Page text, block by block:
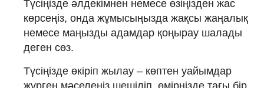
Түсіңізде әлдекімнен немесе өзіңізден жас
көрсеңіз, онда жұмысыңызда жақсы жаңалық
немесе маңызды адамдар қоңырау шалады
деген сөз.
Түсіңізде өкіріп жылау – көптен уайымдар
жүрген мәселеңіз шешіліп, өмірңізде тағы бір